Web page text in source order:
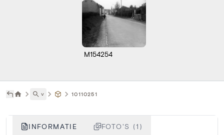
M154254
˅ 10110251
INFORMATIE FOTO'S (1)